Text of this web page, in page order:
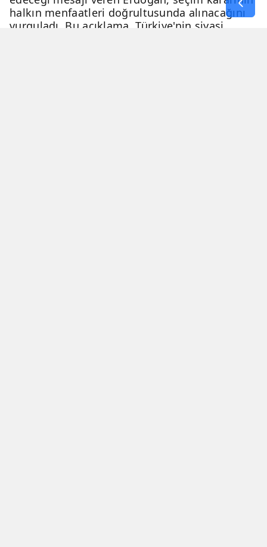
halkın menfaatleri doğrultusunda alınacağını
vurguladı. Bu açıklama, Türkiye'nin siyasi